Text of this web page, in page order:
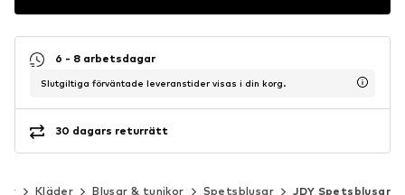
6 - 8 arbetsdagar
Slutgiltiga förväntade leveranstider visas i din korg.
30 dagars returrätt
Kläder Blusar & tunikor Spetsblusar JDY Spetsblusar